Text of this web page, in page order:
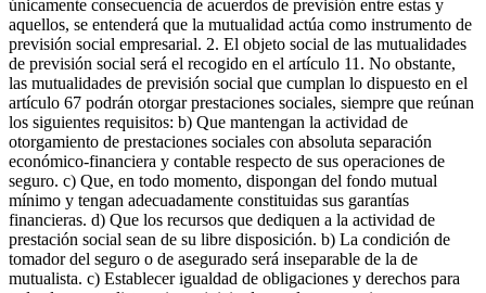
únicamente consecuencia de acuerdos de previsión entre estas y
aquellos, se entenderá que la mutualidad actúa como instrumento de
previsión social empresarial. 2. El objeto social de las mutualidades
de previsión social será el recogido en el artículo 11. No obstante,
las mutualidades de previsión social que cumplan lo dispuesto en el
artículo 67 podrán otorgar prestaciones sociales, siempre que reúnan
los siguientes requisitos: b) Que mantengan la actividad de
otorgamiento de prestaciones sociales con absoluta separación
económico-financiera y contable respecto de sus operaciones de
seguro. c) Que, en todo momento, dispongan del fondo mutual
mínimo y tengan adecuadamente constituidas sus garantías
financieras. d) Que los recursos que dediquen a la actividad de
prestación social sean de su libre disposición. b) La condición de
tomador del seguro o de asegurado será inseparable de la de
mutualista. c) Establecer igualdad de obligaciones y derechos para